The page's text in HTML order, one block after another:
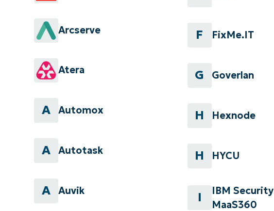
Arcserve
Atera
A Automox
A Autotask
A Auvik
F FixMe.IT
G Goverlan
H Hexnode
H HYCU
I
IBM Security
MaaS360